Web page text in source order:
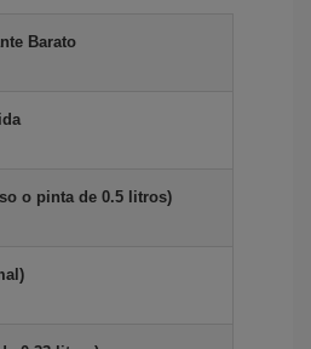
Barato
o pinta de 0.5 litros)